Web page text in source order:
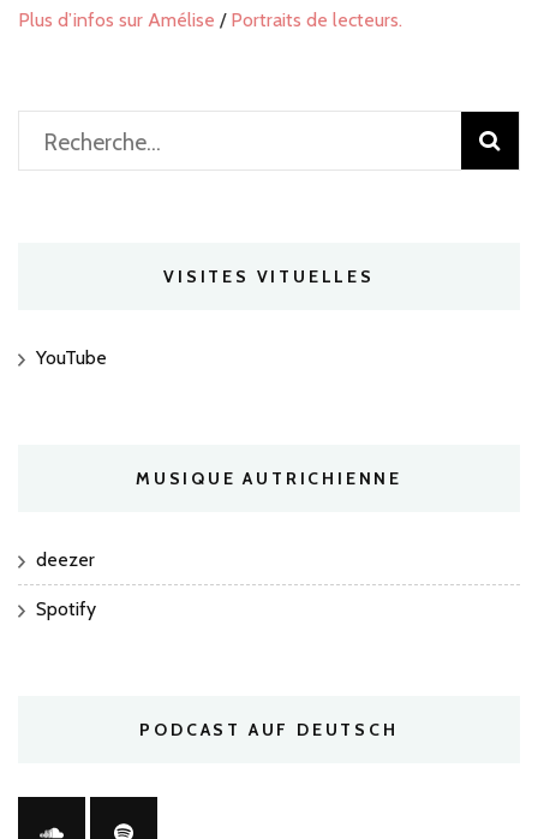
Plus d’infos sur Amélise / Portraits de lecteurs.
Rechercher :
VISITES VITUELLES
YouTube
MUSIQUE AUTRICHIENNE
deezer
Spotify
PODCAST AUF DEUTSCH